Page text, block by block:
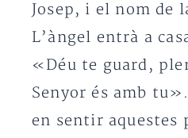
Josep, i el nom de
L’àngel entrà a
«Déu te guard,
Senyor és amb
en sentir aquestes